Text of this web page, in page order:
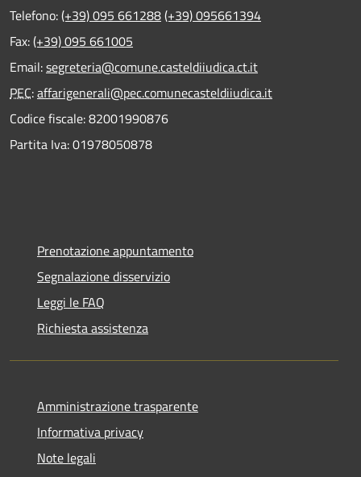
Telefono:(+39) 095 661288(+39) 095661394
Fax:(+39) 095 661005
Email:segreteria@comune.casteldiiudica.ct.it
PEC:affarigenerali@pec.comunecasteldiiudica.it
Codice fiscale: 82001990876
Partita Iva: 01978050878
Prenotazione appuntamento
Segnalazione disservizio
Leggi le FAQ
Richiesta assistenza
Amministrazione trasparente
Informativa privacy
Note legali